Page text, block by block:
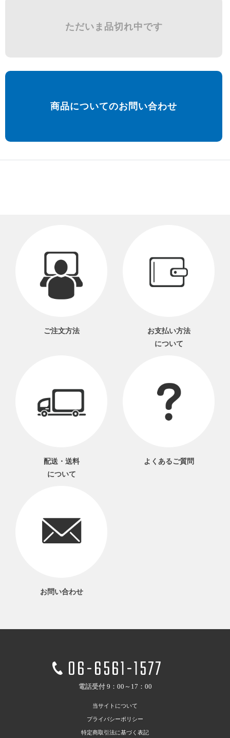
ただいま品切れ中です
商品についてのお問い合わせ
ご注文方法
お支払い方法
について
配送・送料
について
よくあるご質問
お問い合わせ
06-6561-1577
電話受付 9：00～17：00
当サイトについて
プライバシーポリシー
特定商取引法に基づく表記